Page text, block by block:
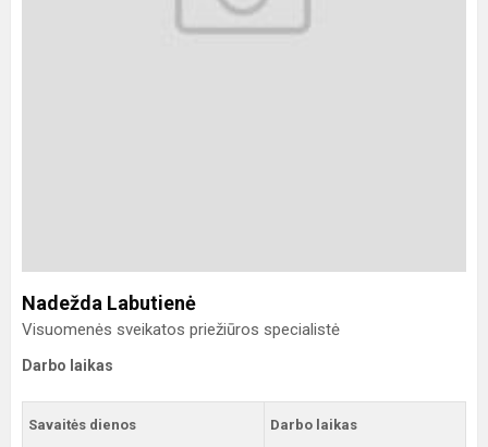
Nadežda Labutienė
Visuomenės sveikatos priežiūros specialistė
Darbo laikas
Savaitės dienos Darbo laikas